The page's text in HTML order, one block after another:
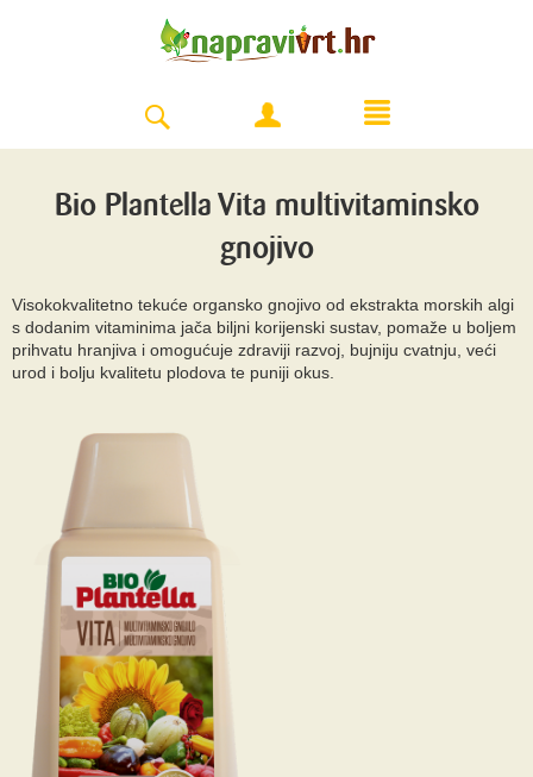
Bio Plantella Vita multivitaminsko
gnojivo
Visokokvalitetno tekuće organsko gnojivo od ekstrakta morskih algi
s dodanim vitaminima jača biljni korijenski sustav, pomaže u boljem
prihvatu hranjiva i omogućuje zdraviji razvoj, bujniju cvatnju, veći
urod i bolju kvalitetu plodova te puniji okus.